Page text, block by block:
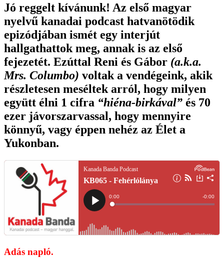
Jó reggelt kívánunk! Az első magyar
nyelvű kanadai podcast hatvanötödik
epizódjában ismét egy interjút
hallgathattok meg, annak is az első
fejezetét. Ezúttal Reni és Gábor (a.k.a.
Mrs. Columbo) voltak a vendégeink, akik
részletesen meséltek arról, hogy milyen
együtt élni 1 cifra “hiéna-birkával” és 70
ezer jávorszarvassal, hogy mennyire
könnyű, vagy éppen nehéz az Élet a
Yukonban.
Adás napló.